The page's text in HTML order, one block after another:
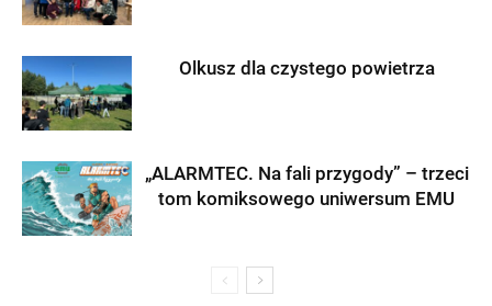
Olkusz dla czystego powietrza
„ALARMTEC. Na fali przygody” – trzeci
tom komiksowego uniwersum EMU